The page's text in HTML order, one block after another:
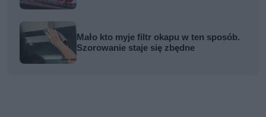
Mało kto myje filtr okapu w ten sposób.
Szorowanie staje się zbędne